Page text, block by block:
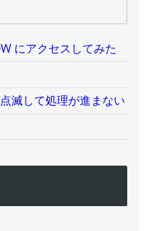
にアクセスしてみた
滅して処理が進まない